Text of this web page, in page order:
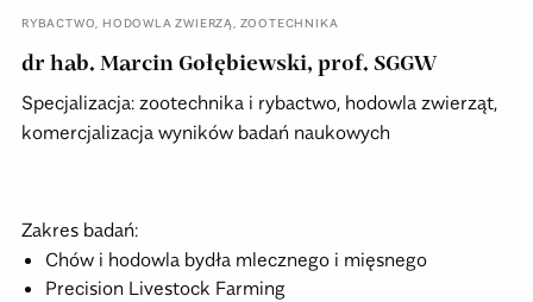
RYBACTWO HODOWLA ZWIERZĄ ZOOTECHNIKA
dr hab. Marcin Gołębiewski, prof. SGGW
Specjalizacja: zootechnika i rybactwo, hodowla zwierząt,
komercjalizacja wyników badań naukowych
Zakres badań:
Chów i hodowla bydła mlecznego i mięsnego
Precision Livestock Farming